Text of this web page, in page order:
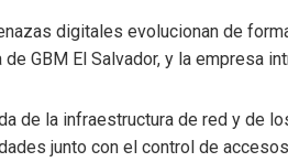
digitales evolucionan de
GBM El Salvador, y la empresa
de la infraestructura de red y de
junto con el control de